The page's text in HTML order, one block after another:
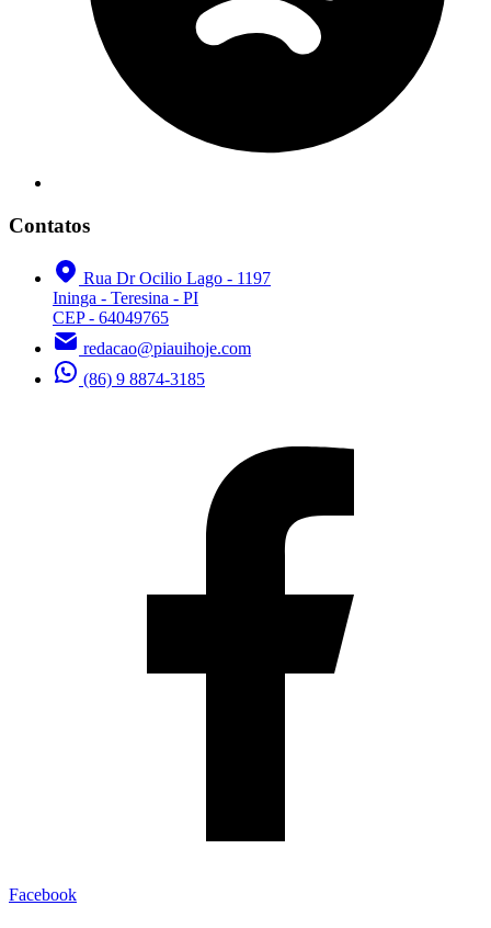
Contatos
Rua Dr Ocilio Lago - 1197
Ininga - Teresina - PI
CEP - 64049765
redacao@piauihoje.com
(86) 9 8874-3185
Facebook